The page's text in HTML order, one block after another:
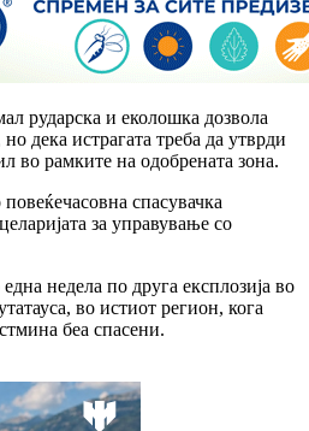
рударска и еколошка дозвола
дека истрагата треба да утврди
во рамките на одобрената зона.
спасувачка
за управување со
недела по друга експлозија во
во истиот регион, кога
беа спасени.